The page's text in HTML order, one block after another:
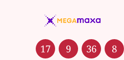
17 9 36 8